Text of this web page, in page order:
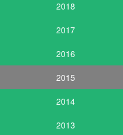
2018
2017
2016
2015
2014
2013